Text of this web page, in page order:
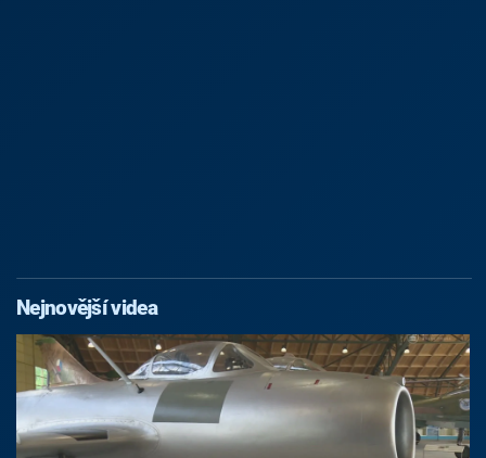
Nejnovější videa